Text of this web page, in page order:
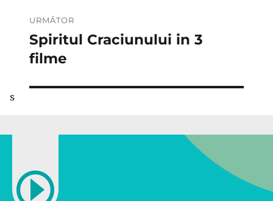
URMĂTOR
Articolul
următor:
Spiritul Craciunului in 3
filme
s